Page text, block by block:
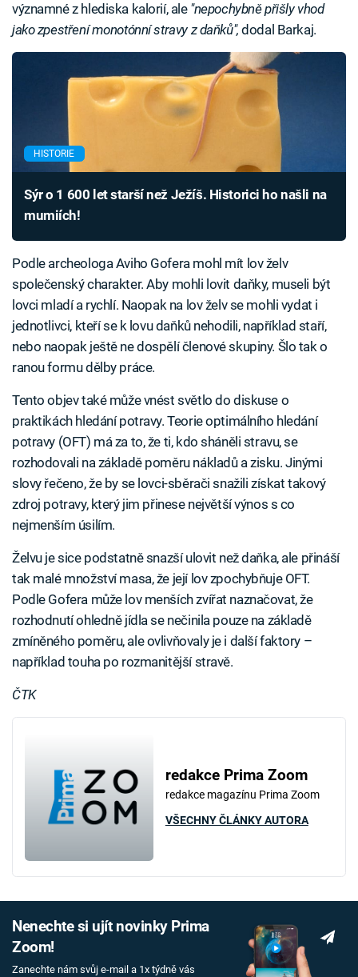
významné z hlediska kalorií, ale "nepochybně přišly vhod
jako zpestření monotónní stravy z daňků", dodal Barkaj.
HISTORIE
Sýr o 1 600 let starší než Ježíš. Historici ho našli na
mumiích!
Podle archeologa Aviho Gofera mohl mít lov želv
společenský charakter. Aby mohli lovit daňky, museli být
lovci mladí a rychlí. Naopak na lov želv se mohli vydat i
jednotlivci, kteří se k lovu daňků nehodili, například staří,
nebo naopak ještě ne dospělí členové skupiny. Šlo tak o
ranou formu dělby práce.
Tento objev také může vnést světlo do diskuse o
praktikách hledání potravy. Teorie optimálního hledání
potravy (OFT) má za to, že ti, kdo sháněli stravu, se
rozhodovali na základě poměru nákladů a zisku. Jinými
slovy řečeno, že by se lovci-sběrači snažili získat takový
zdroj potravy, který jim přinese největší výnos s co
nejmenším úsilím.
Želvu je sice podstatně snazší ulovit než daňka, ale přináší
tak malé množství masa, že její lov zpochybňuje OFT.
Podle Gofera může lov menších zvířat naznačovat, že
rozhodnutí ohledně jídla se nečinila pouze na základě
zmíněného poměru, ale ovlivňovaly je i další faktory –
například touha po rozmanitější stravě.
ČTK
redakce Prima Zoom
redakce magazínu Prima Zoom
VŠECHNY ČLÁNKY AUTORA
Nenechte si ujít novinky Prima
Zoom!
Zanechte nám svůj e-mail a 1x týdně vás